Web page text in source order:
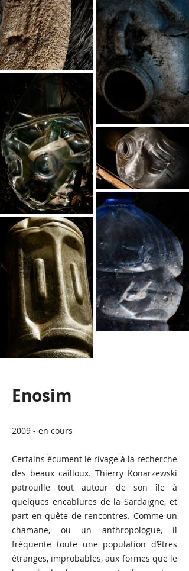
Enosim
2009 - en cours
Certains écument le rivage à la recherche
des beaux cailloux. Thierry Konarzewski
patrouille tout autour de son île à
quelques encablures de la Sardaigne, et
part en quête de rencontres. Comme un
chamane, ou un anthropologue, il
fréquente toute une population d’êtres
étranges, improbables, aux formes que le